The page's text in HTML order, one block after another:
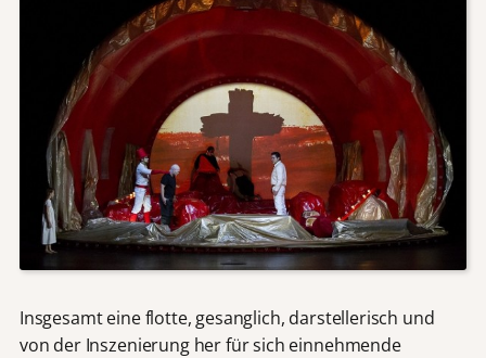
Insgesamt eine flotte, gesanglich, darstellerisch und
von der Inszenierung her für sich einnehmende